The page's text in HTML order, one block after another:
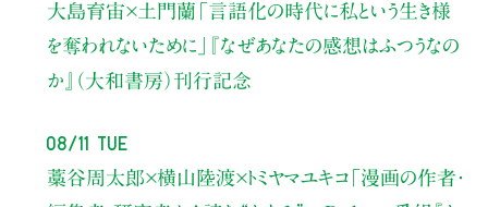
大島育宙×土門蘭 「言語化の時代に私という生き様
を奪われないために」
『なぜあなたの感想はふつうなの
か』（大和書房）刊行記念
08/11 Tue
藁谷周太郎×横山陸渡×トミヤマユキコ「漫画の作者・